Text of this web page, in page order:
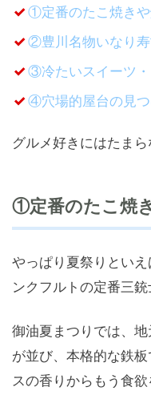
①定番のたこ焼き
②豊川名物いなり寿
③冷たいスイーツ
④穴場的屋台の見
グルメ好きにはたま
①定番のたこ焼
やっぱり夏祭りとい
ンクフルトの定番三銃
御油夏まつりでは、
が並び、本格的な鉄
スの香りからもう食欲